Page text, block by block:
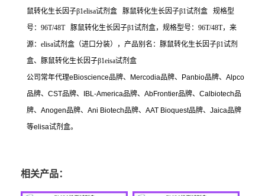
鼠转化生长因子β1elisa试剂盒 豚鼠转化生长因子β1试剂盒
规格型
号： 96T/48T 豚鼠转化生长因子β1试剂盒，规格型号： 96T/48T，来
源： elisa试剂盒（进口分装），产品别名：豚鼠转化生长因子β1试剂
盒、豚鼠转化生长因子β1eisa试剂盒
公司常年代理eBioscience品牌、 Mercodia品牌、 Panbio品牌、 Alpco
品牌、 CST品牌、 IBL-America品牌、 AbFrontier品牌、 Calbiotech品
牌、 Anogen品牌、 Ani Biotech品牌、 AAT Bioquest品牌、 Jaica品牌
等elisa试剂盒。
相关产品：